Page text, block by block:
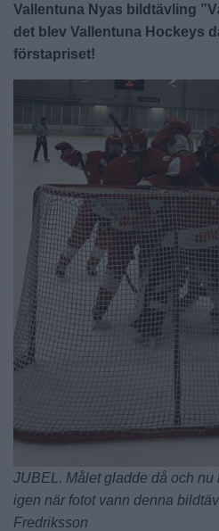
Vallentuna Nyas bildtävling
det blev Vallentuna Hockeys
förstapriset!
JUBEL. Målet gladde då och nu
igen när fotot vann denna
Fredriksson